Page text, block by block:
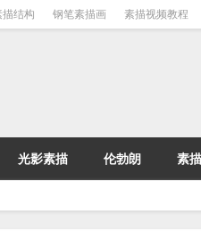
描结构 钢笔素描画 素描视频教程
光影素描 伦勃朗 素